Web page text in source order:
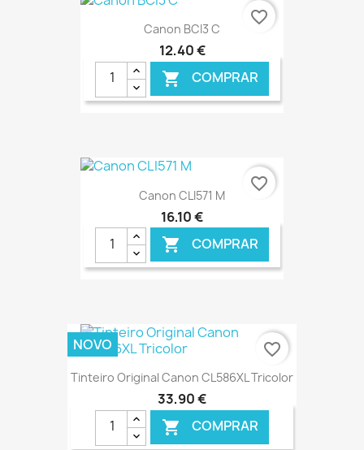
€ ONLINE
Canon BCI3 C
12,40 €
 COMPRAR
€ ONLINE
favorite_border
Canon CLI571 M
16,10 €
 COMPRAR
€ ONLINE
favorite_border
Tinteiro Original Canon CL586XL Tricolor
33,90 €
 COMPRAR
NOVO favorite_border